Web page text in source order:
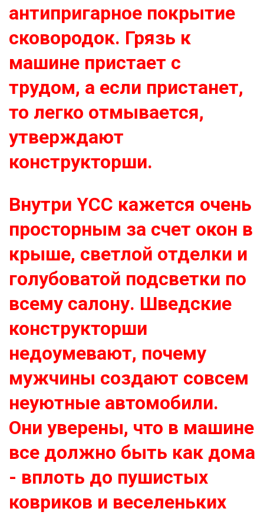
антипригарное покрытие
сковородок. Грязь к
машине пристает с
трудом, а если пристанет,
то легко отмывается,
утверждают
конструкторши.
Внутри YCC кажется очень
просторным за счет окон в
крыше, светлой отделки и
голубоватой подсветки по
всему салону. Шведские
конструкторши
недоумевают, почему
мужчины создают совсем
неуютные автомобили.
Они уверены, что в машине
все должно быть как дома
- вплоть до пушистых
ковриков и веселеньких